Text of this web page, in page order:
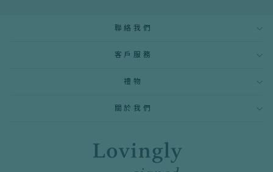
電
子
件
聯絡我們
客戶服務
禮物
關於我們